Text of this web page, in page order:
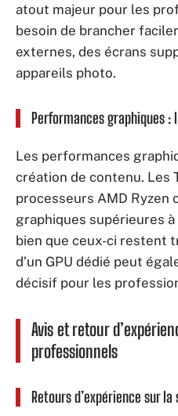
atout majeur pour les
besoin de brancher
externes, des écrans
appareils photo.
Performances graphiques :
Les performances
création de contenu. Les
processeurs AMD
graphiques supérieures
bien que ceux-ci restent
d’un GPU dédié peut
décisif pour les
Avis et retour
professionnels
Retours d’expérience sur la